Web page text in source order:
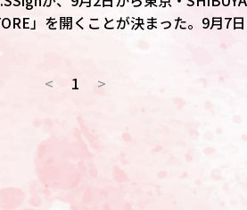
」を開くことが決まった。9月7
編」が、ABEMAで午後11時か
<
1 >